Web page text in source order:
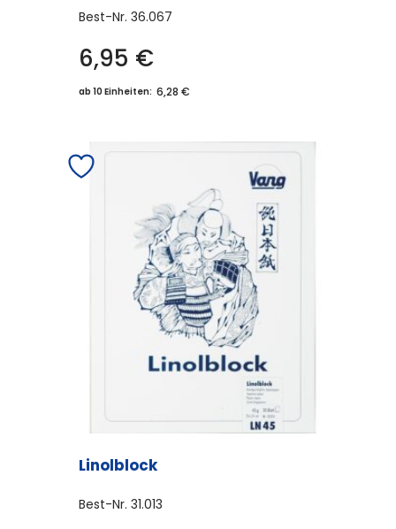
Best-Nr. 36.067
6,95 €
ab 10 Einheiten: 6,28 €
Linolblock
Best-Nr. 31.013